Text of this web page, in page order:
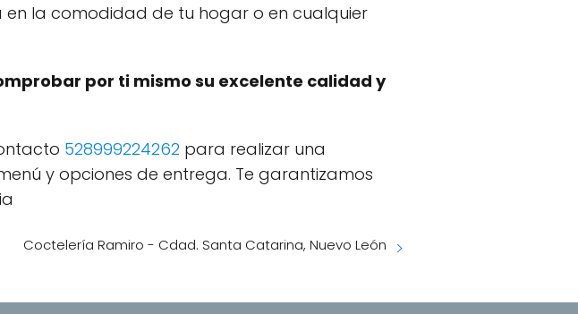
la comodidad de tu hogar o en cualquier
por ti mismo su excelente calidad y
528999224262 para realizar una
y opciones de entrega. Te garantizamos
Coctelería Ramiro - Cdad. Santa Catarina, Nuevo León